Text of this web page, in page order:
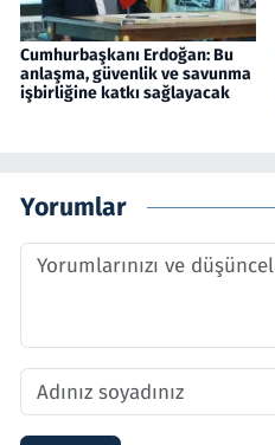
Cumhurbaşkanı Erdoğan: Bu
anlaşma, güvenlik ve savunma
işbirliğine katkı sağlayacak
Yorumlar